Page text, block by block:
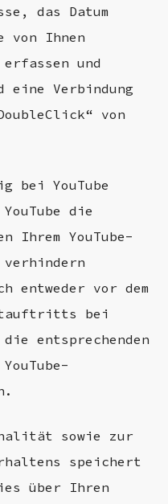
das Datum
von Ihnen
und
eine Verbindung
von
bei YouTube
die
Ihrem YouTube-
verhindern
entweder vor dem
bei
die entsprechenden
sowie zur
speichert
über Ihren